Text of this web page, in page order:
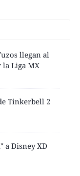
llegan al
la Liga MX
Tinkerbell 2
a Disney XD